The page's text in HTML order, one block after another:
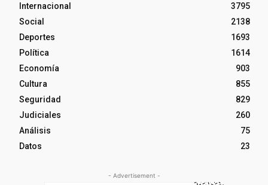
Internacional
3795
Social
2138
Deportes
1693
Política
1614
Economía
903
Cultura
855
Seguridad
829
Judiciales
260
Análisis
75
Datos
23
- Advertisement -